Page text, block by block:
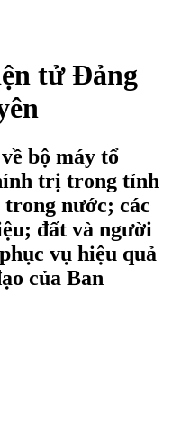
tử Đảng
bộ máy tổ
trị trong tỉnh
nước; các
đất và người
vụ hiệu quả
của Ban